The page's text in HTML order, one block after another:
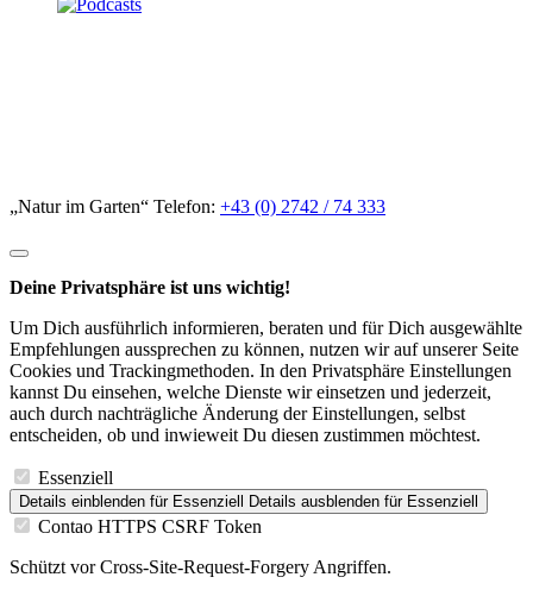
„Natur im Garten“ Telefon: +43 (0) 2742 / 74 333
Deine Privatsphäre ist uns wichtig!
Um Dich ausführlich informieren, beraten und für Dich ausgewählte
Empfehlungen aussprechen zu können, nutzen wir auf unserer Seite
Cookies und Trackingmethoden. In den Privatsphäre Einstellungen
kannst Du einsehen, welche Dienste wir einsetzen und jederzeit,
auch durch nachträgliche Änderung der Einstellungen, selbst
entscheiden, ob und inwieweit Du diesen zustimmen möchtest.
Essenziell
Details einblenden für Essenziell Details ausblenden für Essenziell
Contao HTTPS CSRF Token
Schützt vor Cross-Site-Request-Forgery Angriffen.